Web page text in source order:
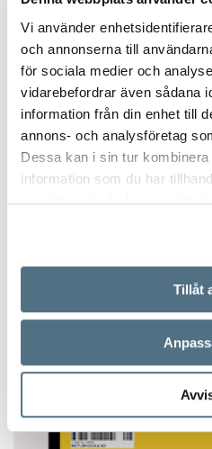
Vi använder
och annonserna till
för sociala medier och
vidarebefordrar även sådana
information från din enhet till
annons- och analysföretag
Dessa kan i sin tur
information som du har
samlat in när du har använt
Tillåt